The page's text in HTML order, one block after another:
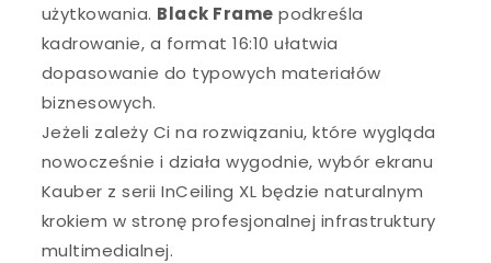
użytkowania. Black Frame podkreśla
kadrowanie, a format 16:10 ułatwia
dopasowanie do typowych materiałów
biznesowych.
Jeżeli zależy Ci na rozwiązaniu, które wygląda
nowocześnie i działa wygodnie, wybór ekranu
Kauber z serii InCeiling XL będzie naturalnym
krokiem w stronę profesjonalnej infrastruktury
multimedialnej.